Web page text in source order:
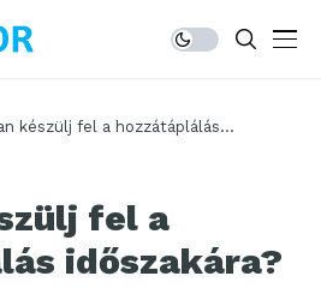
készülj fel a hozzátáplálás
fel a
időszakára?